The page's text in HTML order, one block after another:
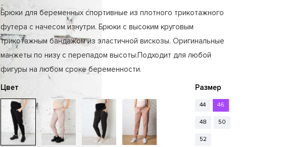
Брюки для беременных спортивные из плотного трикотажного
футера с начесом изнутри. Брюки с высоким круговым
трикотажным бандажом из эластичной вискозы. Оригинальные
манжеты по низу с перепадом высоты.Подходит для любой
фигуры на любом сроке беременности.
Цвет
Размер
44 46
48 50
52